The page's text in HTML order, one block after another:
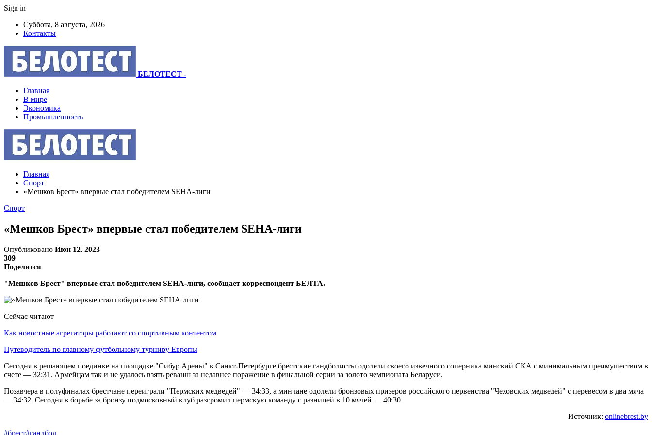
Sign in
Суббота, 8 августа, 2026
Контакты
БЕЛОТЕСТ -
Главная
В мире
Экономика
Промышленность
Главная
Спорт
«Мешков Брест» впервые стал победителем SEHA-лиги
Спорт
«Мешков Брест» впервые стал победителем SEHA-лиги
Опубликовано Июн 12, 2023
309
Поделится
"Мешков Брест" впервые стал победителем SEHA-лиги, сообщает корреспондент БЕЛТА.
Сейчас читают
Как новостные агрегаторы работают со спортивным контентом
Путеводитель по главному футбольному турниру Европы
Сегодня в решающем поединке на площадке "Сибур Арены" в Санкт-Петербурге брестские гандболисты одолели своего извечного соперника минский СКА с минимальным преимуществом в
счете — 32:31. Армейцам так и не удалось взять реванш за недавнее поражение в финальной серии за золото чемпионата Беларуси.
Позавчера в полуфиналах брестчане переиграли "Пермских медведей" — 34:33, а минчане одолели бронзовых призеров российского первенства "Чеховских медведей" с перевесом в два мяча
— 34:32. Сегодня в борьбе за бронзу подмосковный клуб разгромил пермскую команду с разницей в 10 мячей — 40:30
Источник: onlinebrest.by
#брест#гандбол